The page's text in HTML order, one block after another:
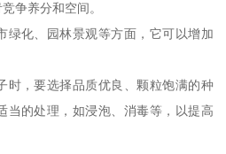
争养分和空间。
绿化、园林景观等方面，它可以增加
时，要选择品质优良、颗粒饱满的种
当的处理，如浸泡、消毒等，以提高